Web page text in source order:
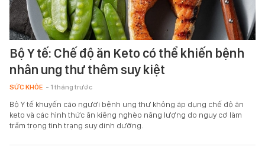
Bộ Y tế: Chế độ ăn Keto có thể khiến bệnh
nhân ung thư thêm suy kiệt
SỨC KHỎE - 1 tháng trước
Bộ Y tế khuyến cáo người bệnh ung thư không áp dụng chế độ ăn
keto và các hình thức ăn kiêng nghèo năng lượng do nguy cơ làm
trầm trọng tình trạng suy dinh dưỡng.